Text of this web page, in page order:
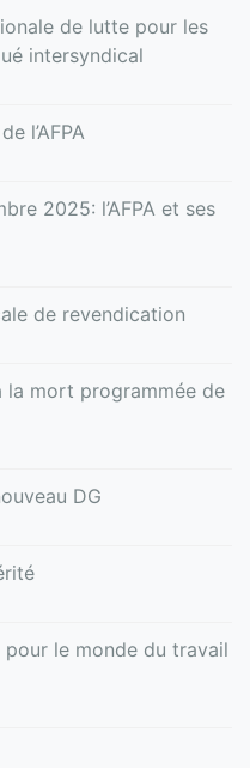
de lutte pour les
intersyndical
l’AFPA
2025: l’AFPA et ses
de revendication
la mort programmée de
DG
le monde du travail